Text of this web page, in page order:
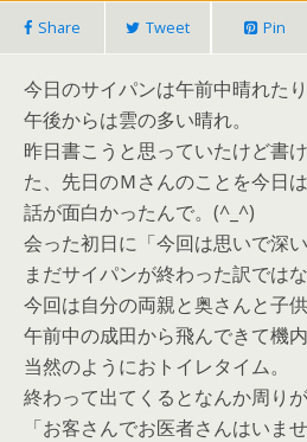
Share Tweet Pin
今日のサイパンは午前中晴れたり
午後からは雲の多い晴れ。
昨日書こうと思っていたけど書
た、先日のＭさんのことを今日は
話が面白かったんで。(^_^)
会った初日に「今回は思いで深
まだサイパンが終わった訳では
今回は自分の両親と奥さんと子供
午前中の成田から飛んできて機
当然のようにおトイレタイム。
終わって出てくるとなんか周り
「お客さんでお医者さんはいま